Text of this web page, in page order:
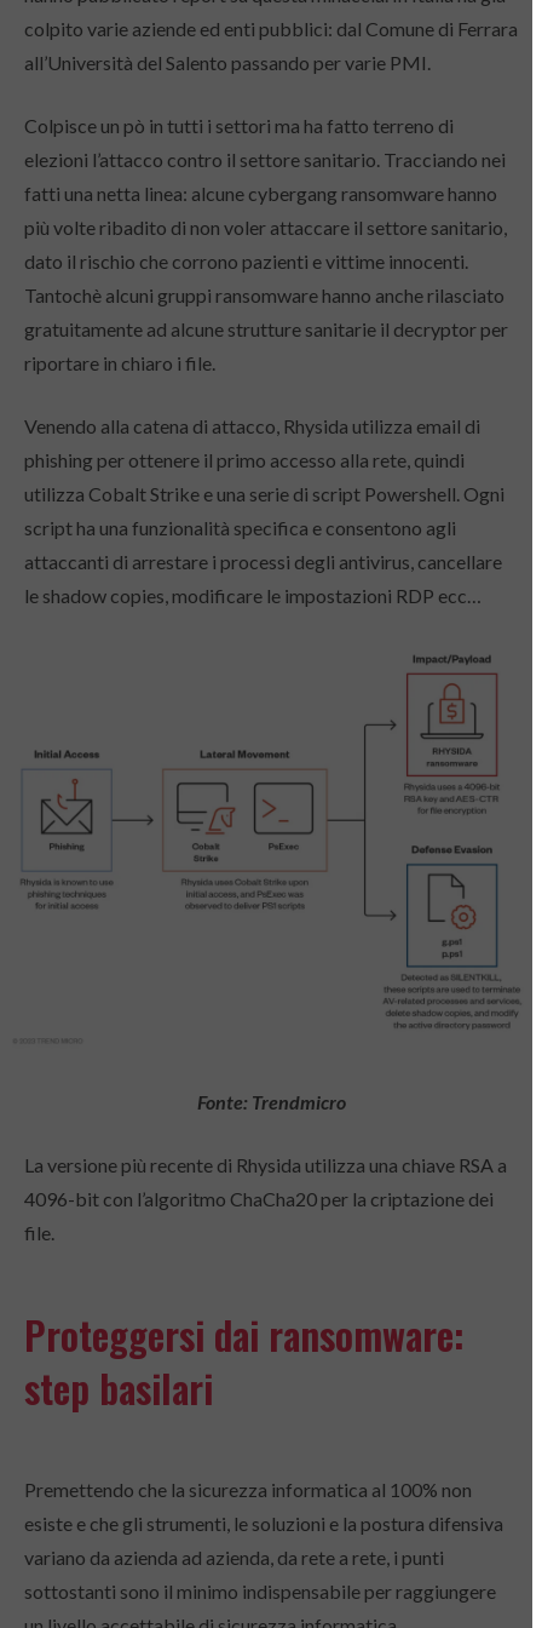
colpito varie aziende ed enti pubblici: dal Comune di Ferrara
all’Università del Salento passando per varie PMI.
Colpisce un pò in tutti i settori ma ha fatto terreno di
elezioni l’attacco contro il settore sanitario. Tracciando nei
fatti una netta linea: alcune cybergang ransomware hanno
più volte ribadito di non voler attaccare il settore sanitario,
dato il rischio che corrono pazienti e vittime innocenti.
Tantochè alcuni gruppi ransomware hanno anche rilasciato
gratuitamente ad alcune strutture sanitarie il decryptor per
riportare in chiaro i file.
Venendo alla catena di attacco, Rhysida utilizza email di
phishing per ottenere il primo accesso alla rete, quindi
utilizza Cobalt Strike e una serie di script Powershell. Ogni
script ha una funzionalità specifica e consentono agli
attaccanti di arrestare i processi degli antivirus, cancellare
le shadow copies, modificare le impostazioni RDP ecc…
Fonte: Trendmicro
La versione più recente di Rhysida utilizza una chiave RSA a
4096-bit con l’algoritmo ChaCha20 per la criptazione dei
file.
Proteggersi dai ransomware:
step basilari
Premettendo che la sicurezza informatica al 100% non
esiste e che gli strumenti, le soluzioni e la postura difensiva
variano da azienda ad azienda, da rete a rete, i punti
sottostanti sono il minimo indispensabile per raggiungere